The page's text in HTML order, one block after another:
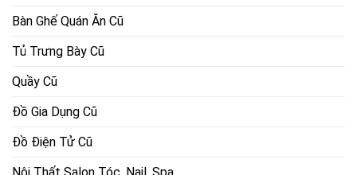
Bàn Ghế Quán Ăn Cũ
Tủ Trưng Bày Cũ
Quầy Cũ
Đồ Gia Dụng Cũ
Đồ Điện Tử Cũ